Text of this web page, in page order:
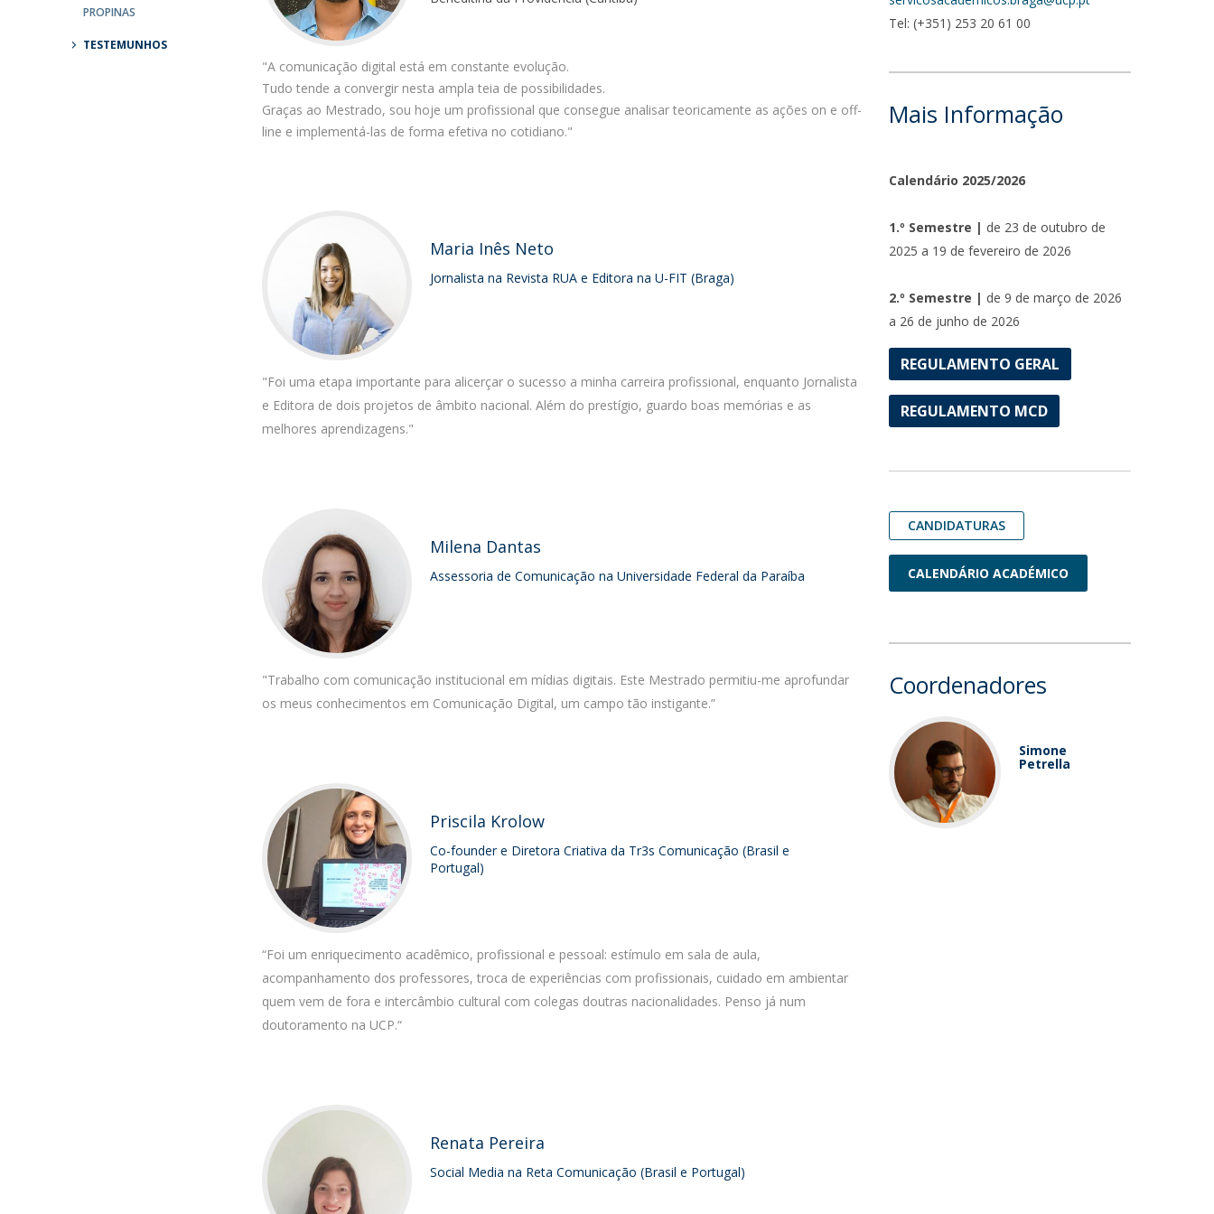
Porquê escolher um Mestrado na FFCS?
Bolsas de Estudo
Apresentação
Programas
Informações globais
Provedorias
PROPINAS
TESTEMUNHOS
"A comunicação digital está em constante evolução.
Tudo tende a convergir nesta ampla teia de possibilidades.
Graças ao Mestrado, sou hoje um profissional que consegue analisar teoricamente as ações on e off-
line e implementá-las de forma efetiva no cotidiano."
Maria Inês Neto
Jornalista na Revista RUA e Editora na U-FIT (Braga)
"Foi uma etapa importante para alicerçar o sucesso a minha carreira profissional, enquanto Jornalista
e Editora de dois projetos de âmbito nacional. Além do prestígio, guardo boas memórias e as
melhores aprendizagens."
Milena Dantas
Assessoria de Comunicação na Universidade Federal da Paraíba
"Trabalho com comunicação institucional em mídias digitais. Este Mestrado permitiu-me aprofundar
os meus conhecimentos em Comunicação Digital, um campo tão instigante.”
Priscila Krolow
Co-founder e Diretora Criativa da Tr3s Comunicação (Brasil e
Portugal)
“Foi um enriquecimento acadêmico, profissional e pessoal: estímulo em sala de aula,
acompanhamento dos professores, troca de experiências com profissionais, cuidado em ambientar
quem vem de fora e intercâmbio cultural com colegas doutras nacionalidades. Penso já num
doutoramento na UCP.“
Renata Pereira
Social Media na Reta Comunicação (Brasil e Portugal)
Tel: (+351) 253 20 61 00
Mais Informação
Calendário 2025/2026
1.º Semestre | de 23 de outubro de
2025 a 19 de fevereiro de 2026
2.º Semestre | de 9 de março de 2026
a 26 de junho de 2026
REGULAMENTO GERAL
REGULAMENTO MCD
CANDIDATURAS
CALENDÁRIO ACADÉMICO
Coordenadores
Simone
Petrella